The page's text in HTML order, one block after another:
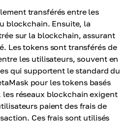
transférés entre les
blockchain. Ensuite, la
sur la blockchain, assurant
Les tokens sont transférés de
les utilisateurs, souvent en
qui supportent le standard du
pour les tokens basés
les réseaux blockchain exigent
paient des frais de
Ces frais sont utilisés